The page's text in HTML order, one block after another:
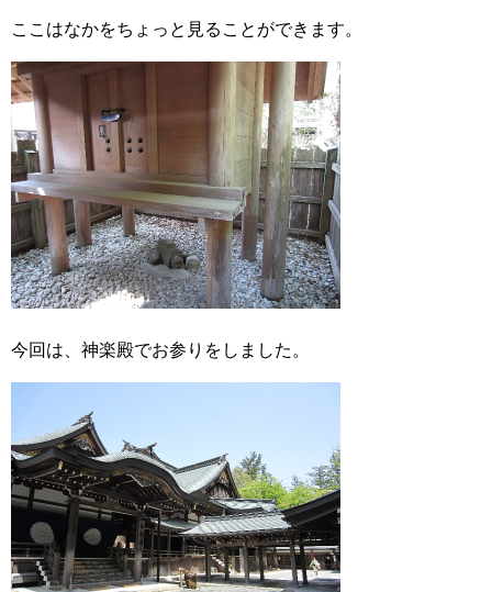
ここはなかをちょっと見ることができます。
今回は、神楽殿でお参りをしました。